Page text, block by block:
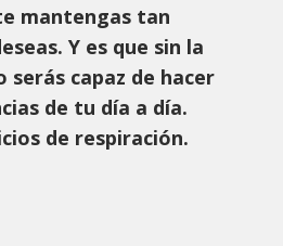
mantengas tan
Y es que sin la
capaz de hacer
de tu día a día.
de respiración.